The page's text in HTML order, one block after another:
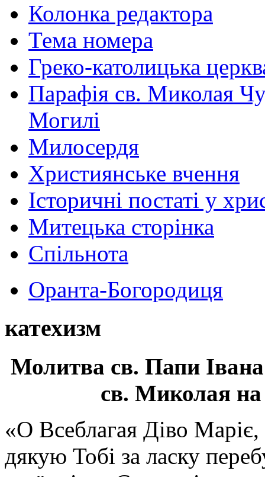
Колонка редактора
Тема номера
Греко-католицька
Парафія св. Миколая
Могилі
Милосердя
Християнське вчення
Історичні постаті у
Митецька сторінка
Спільнота
Оранта-Богородиця
катехизм
Молитва св. Папи
св. Миколая на
«О Всеблагая Діво
дякую Тобі за ласку